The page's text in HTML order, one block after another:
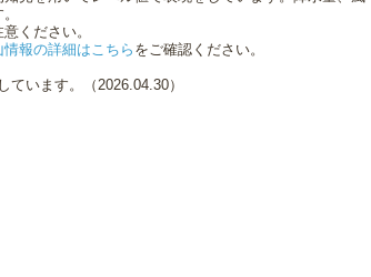
ください。
情報の詳細はこちらをご確認ください。
います。（2026.04.30）